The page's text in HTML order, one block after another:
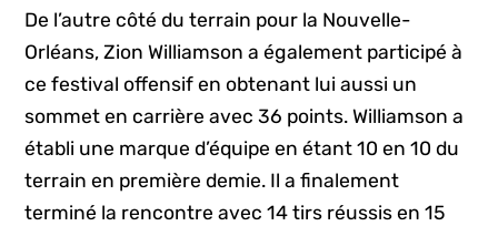
De l’autre côté du terrain pour la Nouvelle-
Orléans, Zion Williamson a également participé à
ce festival offensif en obtenant lui aussi un
sommet en carrière avec 36 points. Williamson a
établi une marque d’équipe en étant 10 en 10 du
terrain en première demie. Il a finalement
terminé la rencontre avec 14 tirs réussis en 15